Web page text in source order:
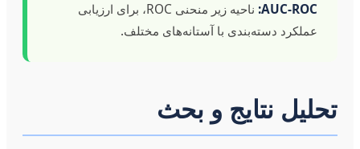
AUC-ROC:
ناحیه زیر منحنی ROC، برای ارزیابی
عملکرد دسته‌بندی با آستانه‌های مختلف.
تحلیل نتایج و بحث